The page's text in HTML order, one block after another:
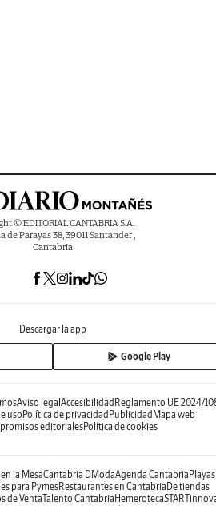
© EDITORIAL CANTABRIA S.A.
de Parayas 38, 39011 Santander ,
Cantabria
Descargar la app
Google Play
Aviso legalAccesibilidadReglamento UE 2024/
usoPolítica de privacidadPublicidadMapa web
editorialesPolítica de cookies
la MesaCantabria DModaAgenda CantabriaPlayas
para PymesRestaurantes en CantabriaDe tiendas
de VentaTalento CantabriaHemeroteca